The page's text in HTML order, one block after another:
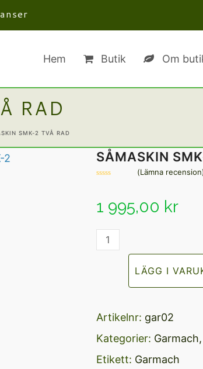
Hem Butik Om
RAD
SMK-2 TVÅ RAD
SÅMASKIN
5
(Lämna recension
1 995,00 kr
Såmaskin
rad
mängd
LÄGG I
Artikelnr: gar02
Kategorier: Garmach,
Etikett: Garmach